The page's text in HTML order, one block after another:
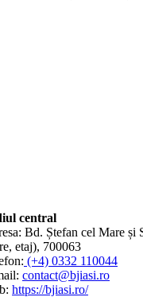
central
Bd. Ștefan cel Mare și
etaj), 700063
(+4) 0332 110044
contact@bjiasi.ro
https://bjiasi.ro/